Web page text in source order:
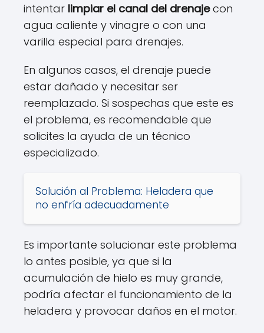
intentar limpiar el canal del drenajecon
agua caliente y vinagre o con una
varilla especial para drenajes.
En algunos casos, el drenaje puede
estar dañado y necesitar ser
reemplazado. Si sospechas que este es
el problema, es recomendable que
solicites la ayuda de un técnico
especializado.
Solución al Problema: Heladera que
no enfría adecuadamente
Es importante solucionar este problema
lo antes posible, ya que si la
acumulación de hielo es muy grande,
podría afectar el funcionamiento de la
heladera y provocar daños en el motor.